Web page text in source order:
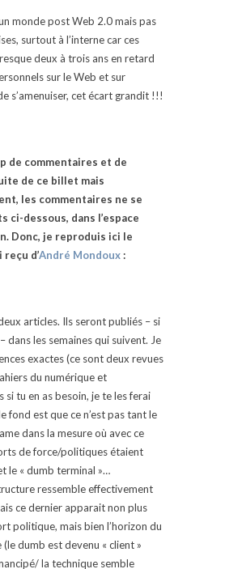
monde post Web 2.0 mais pas
surtout à l’interne car ces
deux à trois ans en retard
sur le Web et sur
s’amenuiser, cet écart grandit !!!
de commentaires et de
de ce billet mais
les commentaires ne se
ci-dessous, dans l’espace
Donc, je reproduis ici le
d’André Mondoux :
articles. Ils seront publiés – si
dans les semaines qui suivent. Je
exactes (ce sont deux revues
du numérique et
si tu en as besoin, je te les ferai
fond est que ce n’est pas tant le
dans la mesure où avec ce
de force/politiques étaient
le « dumb terminal »…
ressemble effectivement
ce dernier apparait non plus
politique, mais bien l’horizon du
dumb est devenu « client »
la technique semble